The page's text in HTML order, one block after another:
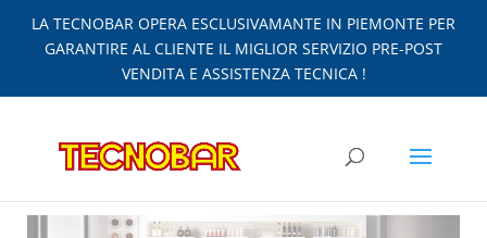
LA TECNOBAR OPERA ESCLUSIVAMANTE IN PIEMONTE PER
GARANTIRE AL CLIENTE IL MIGLIOR SERVIZIO PRE-POST
VENDITA E ASSISTENZA TECNICA !